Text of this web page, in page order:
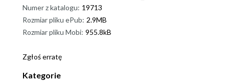
Numer z katalogu: 19713
Rozmiar pliku ePub: 2.9MB
Rozmiar pliku Mobi: 955.8kB
Zgłoś erratę
Kategorie